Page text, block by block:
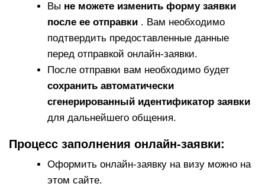
Вы не можете изменить форму заявки
после ее отправки . Вам необходимо
подтвердить предоставленные данные
перед отправкой онлайн-заявки.
После отправки вам необходимо будет
сохранить автоматически
сгенерированный идентификатор заявки
для дальнейшего общения.
Процесс заполнения онлайн-заявки:
Оформить онлайн-заявку на визу можно на
этом сайте.